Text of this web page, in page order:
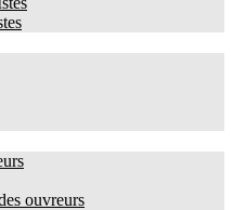
ouvreurs